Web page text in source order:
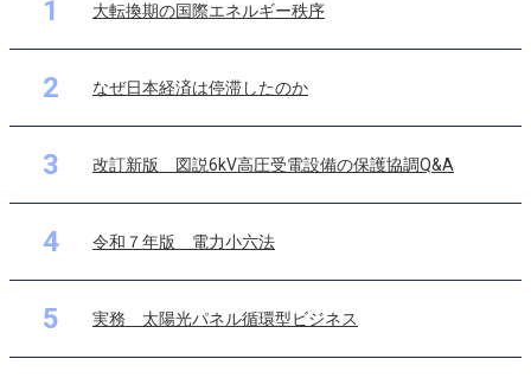
1 大転換期の国際エネルギー秩序
2 なぜ日本経済は停滞したのか
3 改訂新版 図説6kV高圧受電設備の保護協調Q&A
4 令和７年版 電力小六法
5 実務 太陽光パネル循環型ビジネス